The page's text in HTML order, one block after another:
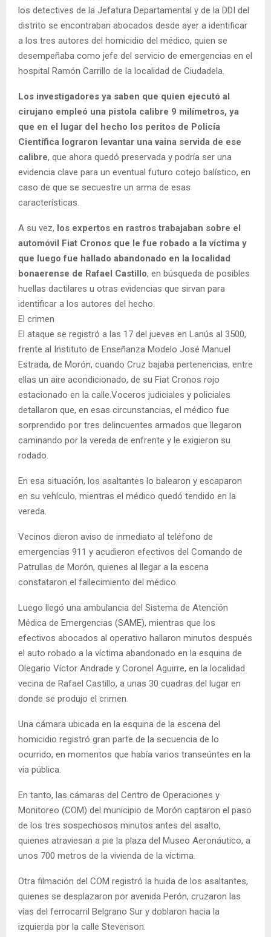
los detectives de la Jefatura Departamental y de la DDI del
distrito se encontraban abocados desde ayer a identificar
a los tres autores del homicidio del médico, quien se
desempeñaba como jefe del servicio de emergencias en el
hospital Ramón Carrillo de la localidad de Ciudadela.
Los investigadores ya saben que quien ejecutó al
cirujano empleó una pistola calibre 9 milímetros, ya
que en el lugar del hecho los peritos de Policía
Científica lograron levantar una vaina servida de ese
calibre, que ahora quedó preservada y podría ser una
evidencia clave para un eventual futuro cotejo balístico, en
caso de que se secuestre un arma de esas
características.
A su vez, los expertos en rastros trabajaban sobre el
automóvil Fiat Cronos que le fue robado a la víctima y
que luego fue hallado abandonado en la localidad
bonaerense de Rafael Castillo, en búsqueda de posibles
huellas dactilares u otras evidencias que sirvan para
identificar a los autores del hecho.
El crimen
El ataque se registró a las 17 del jueves en Lanús al 3500,
frente al Instituto de Enseñanza Modelo José Manuel
Estrada, de Morón, cuando Cruz bajaba pertenencias, entre
ellas un aire acondicionado, de su Fiat Cronos rojo
estacionado en la calle.Voceros judiciales y policiales
detallaron que, en esas circunstancias, el médico fue
sorprendido por tres delincuentes armados que llegaron
caminando por la vereda de enfrente y le exigieron su
rodado.
En esa situación, los asaltantes lo balearon y escaparon
en su vehículo, mientras el médico quedó tendido en la
vereda.
Vecinos dieron aviso de inmediato al teléfono de
emergencias 911 y acudieron efectivos del Comando de
Patrullas de Morón, quienes al llegar a la escena
constataron el fallecimiento del médico.
Luego llegó una ambulancia del Sistema de Atención
Médica de Emergencias (SAME), mientras que los
efectivos abocados al operativo hallaron minutos después
el auto robado a la víctima abandonado en la esquina de
Olegario Víctor Andrade y Coronel Aguirre, en la localidad
vecina de Rafael Castillo, a unas 30 cuadras del lugar en
donde se produjo el crimen.
Una cámara ubicada en la esquina de la escena del
homicidio registró gran parte de la secuencia de lo
ocurrido, en momentos que había varios transeúntes en la
vía pública.
En tanto, las cámaras del Centro de Operaciones y
Monitoreo (COM) del municipio de Morón captaron el paso
de los tres sospechosos minutos antes del asalto,
quienes atraviesan a pie la plaza del Museo Aeronáutico, a
unos 700 metros de la vivienda de la víctima.
Otra filmación del COM registró la huida de los asaltantes,
quienes se desplazaron por avenida Perón, cruzaron las
vías del ferrocarril Belgrano Sur y doblaron hacia la
izquierda por la calle Stevenson.